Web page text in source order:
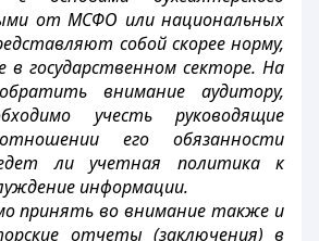
от МСФО или национальных
собой скорее норму,
в государственном секторе. На
внимание аудитору,
учесть руководящие
его обязанности
ли учетная политика к
информации.
принять во внимание также и
отчеты (заключения) в